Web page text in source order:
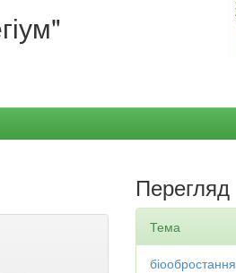
Перегляд
Тема
біообростання